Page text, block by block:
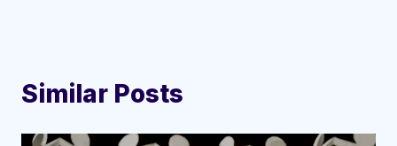
Similar Posts